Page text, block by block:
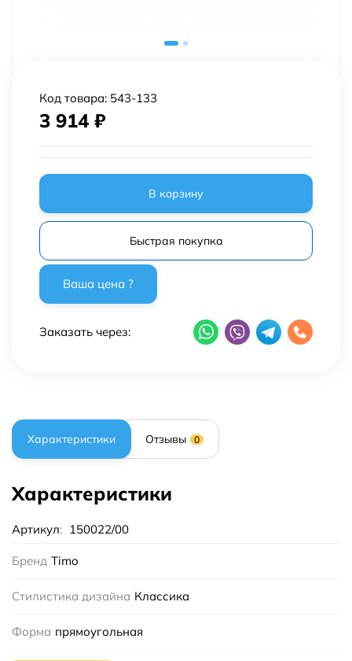
Код товара: 543-133
3 914 ₽
В корзину
Быстрая покупка
Заказать через:
Характеристики Отзывы 0
Характеристики
Артикул: 150022/00
Бренд Timo
Стилистика дизайна Классика
Форма прямоугольная